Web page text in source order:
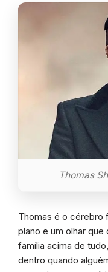
Thomas
Thomas é o cérebro
plano e um olhar que
família acima de
dentro quando